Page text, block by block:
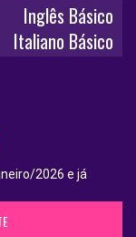
Inglês Básico
Italiano Básico
2026 e já